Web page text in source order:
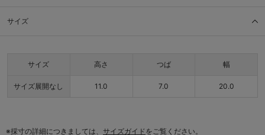
サイズ
サイズ 高さ つば 幅
サイズ展開なし 11.0 7.0 20.0
※採寸の詳細につきましては、 サイズガイドをご覧ください。